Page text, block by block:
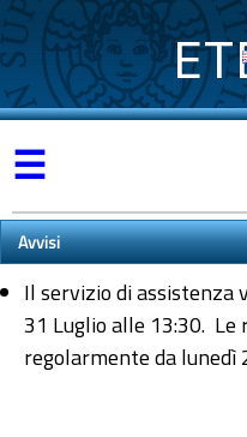
☰
Avvisi
Il servizio di assistenza
31 Luglio alle 13:30. Le
regolarmente da lunedì